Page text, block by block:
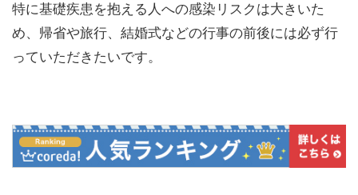
特に基礎疾患を抱える人への感染リスクは大きいた
め、帰省や旅行、結婚式などの行事の前後には必ず行
っていただきたいです。